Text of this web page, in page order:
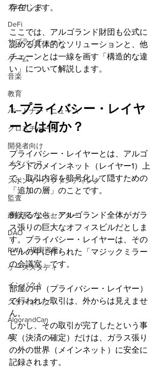
ガバナンス
DeFi
サプライチェーン
ゲーム
音楽
教育
パートナー・ニュース
クロスチェーン
開発者向け
メタバース
スポンサー／ファンディング
監査
政府系／公共セクター
DAO
RWA（現実資産）
ケーススタディ
インパクト
ステーキング
AlgorandCan
AI
存在します。
ここでは、アルゴランド財団も公式に
認める具体的なソリューションと、他
チェーンとは一線を画す「構造的な違
い」について解説します。
1. プライバシー・レイヤ
ーとは何か？
プライバシー・レイヤーとは、アルゴ
ランドのメインネット（レイヤー1）上
で、取引内容を暗号化して隠すための
「追加の層」のことです。
例えるなら、アルゴランド全体がガラ
ス張りの巨大なオフィスビルだとしま
す。プライバシー・レイヤーは、その
ビルの中に作られた「マジックミラー
の会議室」です。
部屋の中（プライバシー・レイヤー）
で行われた取引は、外からは見えませ
ん。
しかし、その取引が完了したという事
実（決済の確定）だけは、ガラス張り
の外の世界（メインネット）に安全に
記録されます。